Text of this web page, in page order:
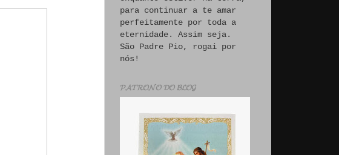
para continuar a te amar
perfeitamente por toda a
eternidade. Assim seja.
São Padre Pio, rogai por
nós!
𝓟𝓐𝓣𝓡𝓞𝓝𝓞 𝓓𝓞 𝓑𝓛𝓞𝓖